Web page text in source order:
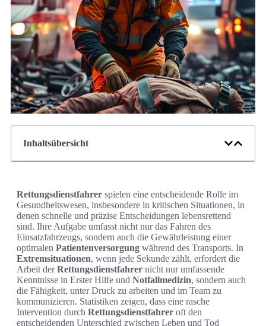
Inhaltsübersicht
Rettungsdienstfahrer spielen eine entscheidende Rolle im
Gesundheitswesen, insbesondere in kritischen Situationen, in
denen schnelle und präzise Entscheidungen lebensrettend
sind. Ihre Aufgabe umfasst nicht nur das Fahren des
Einsatzfahrzeugs, sondern auch die Gewährleistung einer
optimalen Patientenversorgung während des Transports. In
Extremsituationen, wenn jede Sekunde zählt, erfordert die
Arbeit derRettungsdienstfahrer nicht nur umfassende
Kenntnisse in Erster Hilfe und Notfallmedizin, sondern auch
die Fähigkeit, unter Druck zu arbeiten und im Team zu
kommunizieren. Statistiken zeigen, dass eine rasche
Intervention durch Rettungsdienstfahrer oft den
entscheidenden Unterschied zwischen Leben und Tod